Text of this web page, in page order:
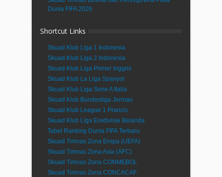
Dunia FIFA 2026
Shortcut Links
Skuad Klub Liga 1 Indonesia
Skuad Klub Liga 2 Indonesia
Skuad Klub Liga Primer Inggris
Skuad Klub La Liga Spanyol
Skuad Klub Liga Serie A Italia
Skuad Klub Bundesliga Jerman
Skuad Klub League 1 Prancis
Skuad Klub Liga Eredivisie Belanda
Tabel Ranking Dunia FIFA Terbaru
Skuad Timnas Zona Eropa (UEFA)
Skuad Timnas Zona Asia (AFC)
Skuad Timnas Zona CONMEBOL
Skuad Timnas Zona CONCACAF